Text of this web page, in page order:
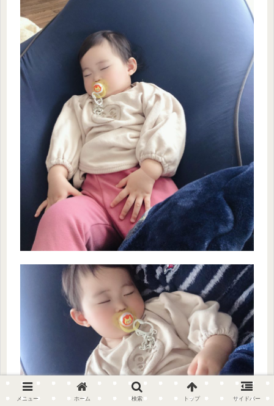
メニュー ホーム 検索 トップ サイドバー